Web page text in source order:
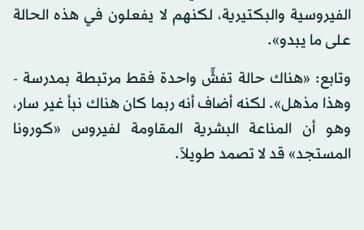
الفيروسية والبكتيرية، لكنهم لا يفعلون في هذه الحالة
على ما يبدو».
وتابع: «هناك حالة تفشٍّ واحدة فقط مرتبطة بمدرسة -
وهذا مذهل». لكنه أضاف أنه ربما كان هناك نبأ غير سار،
وهو أن المناعة البشرية المقاومة لفيروس «كورونا
المستجد» قد لا تصمد طويلاً.